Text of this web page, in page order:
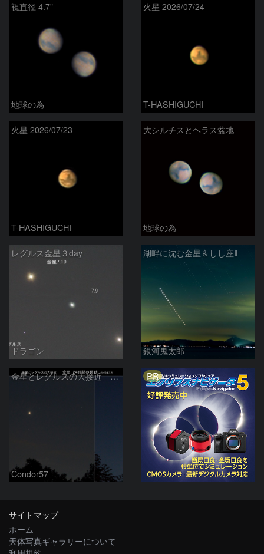
視直径 4.7"
地球の為
火星 2026/07/24
T-HASHIGUCHI
火星 2026/07/23
T-HASHIGUCHI
大シルチスとヘラス盆地
地球の為
レグルス金星３day
ドラゴン
湖畔に沈む金星＆しし座Ⅱ
銀河鬼太郎
金星とレグルスの大接近 金星 24時間の移動 (9日/10日)
Condor57
PR
サイトマップ
ホーム
天体写真ギャラリーについて